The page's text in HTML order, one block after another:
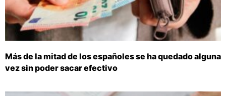
Más de la mitad de los españoles se ha quedado alguna
vez sin poder sacar efectivo